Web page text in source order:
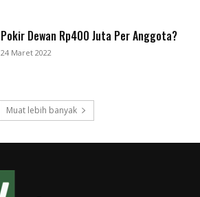
Pokir Dewan Rp400 Juta Per Anggota?
24 Maret 2022
Muat lebih banyak